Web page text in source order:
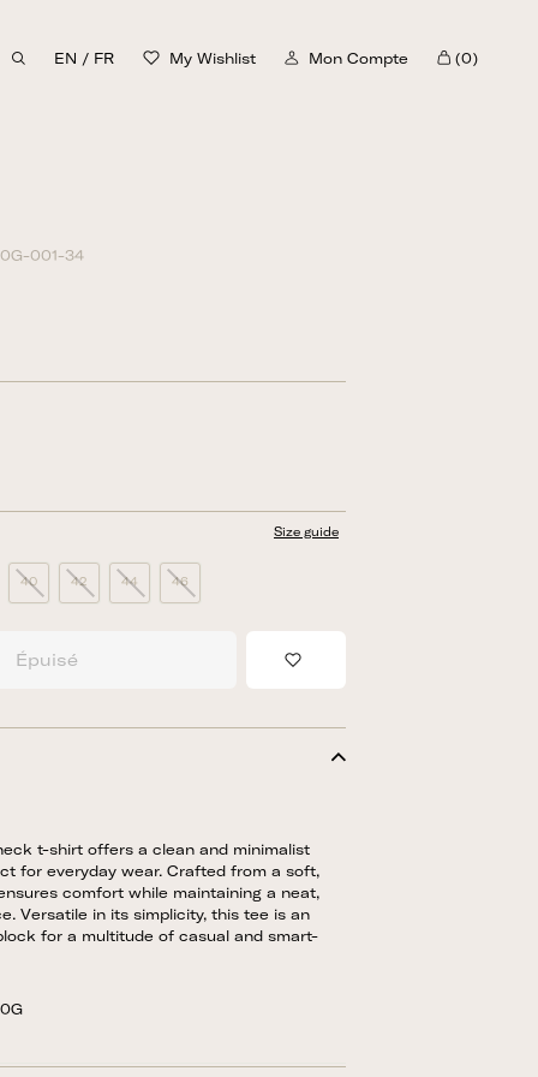
EN / FR My Wishlist Mon Compte (0)
Panier
001-34
Size guide
40 42 44 46
Épuisé Add to Wishlist
t-shirt offers a clean and minimalist
for everyday wear. Crafted from a soft,
comfort while maintaining a neat,
Versatile in its simplicity, this tee is an
for a multitude of casual and smart-